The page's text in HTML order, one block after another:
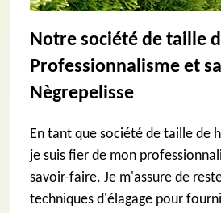
Notre société de taille
Professionnalisme et
Nègrepelisse
En tant que société de taille de
je suis fier de mon
savoir-faire. Je m'assure de
techniques d'élagage pour